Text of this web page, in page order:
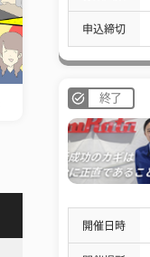
申込締切
終了
開催日時